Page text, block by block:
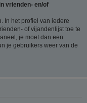
vrienden- en/of
In het profiel van iedere
of vijandenlijst toe te
je moet dan een
je gebruikers weer van de